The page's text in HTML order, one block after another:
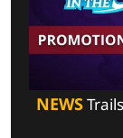
NEWS